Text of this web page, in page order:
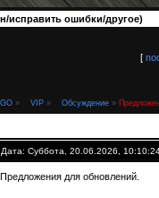
исправить ошибки/другое)
[
» VIP » Обсуждение »
Дата: Суббота, 20.06.2026,
Предложения для обновлений.